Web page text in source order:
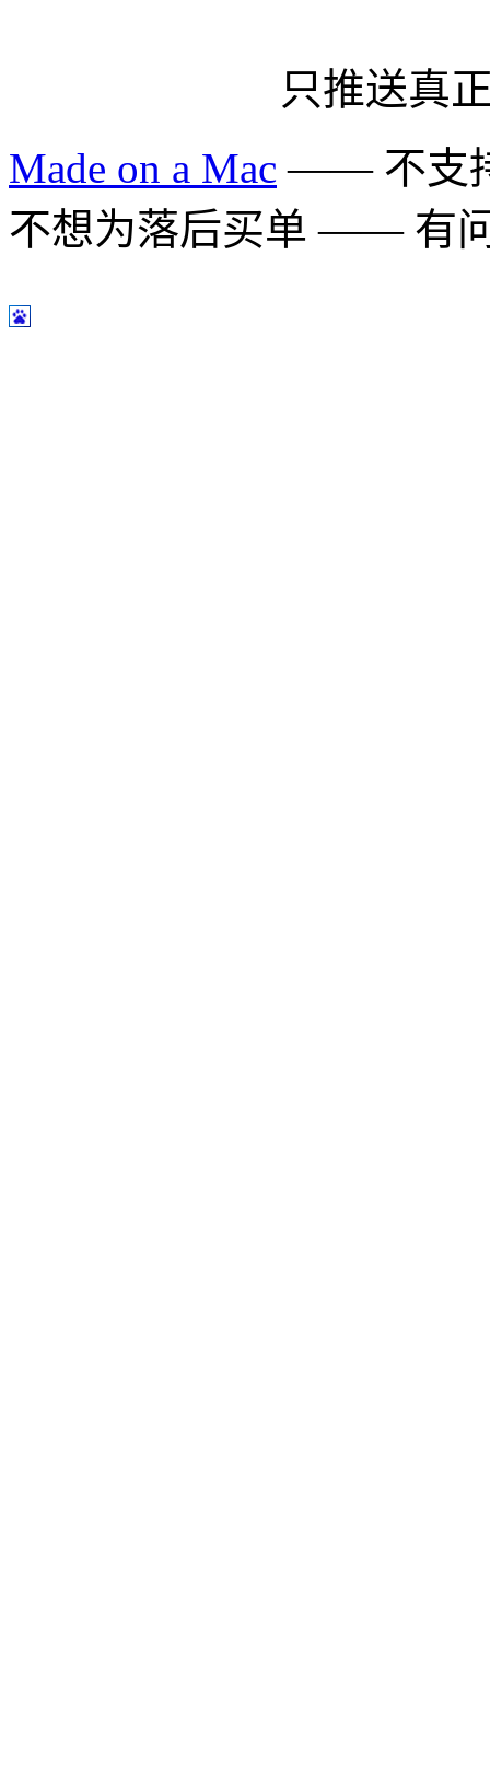
只推送真
Made on a Mac —— 不支
不想为落后买单 —— 有